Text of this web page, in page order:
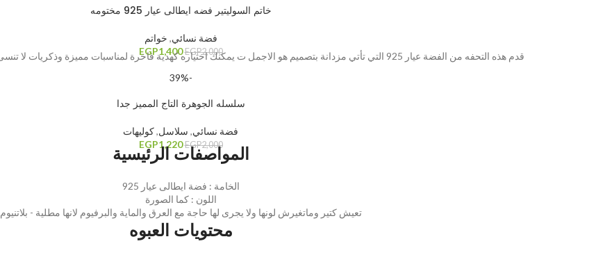
خاتم السوليتير فضه ايطالى عيار 925 مختومه
فضة نسائي, خواتم
EGP2,000
EGP1,400
قدم هذه التحفه من الفضة عيار 925 التي تأتي مزدانة بتصميم هو الاجمل ت يمكنك اختياره كهدية فاخرة لمناسبات مميزة وذكريات لا تنسى. تصميم أخاذ ومميز يلائم مختلف الأعمار.
-39%
سلسله الجوهرة التاج المميز جدا
فضة نسائي, سلاسل,كوليهات
EGP2,000
EGP1,220
المواصفات الرئيسية
الخامة : فضة ايطالى عيار 925
اللون : كما الصورة
تعيش كتير وماتغيرش لونها ولا يجرى لها حاجة مع العرق والماية والبرفيوم لانها مطلية - بلاتنيوم
محتويات العبوه